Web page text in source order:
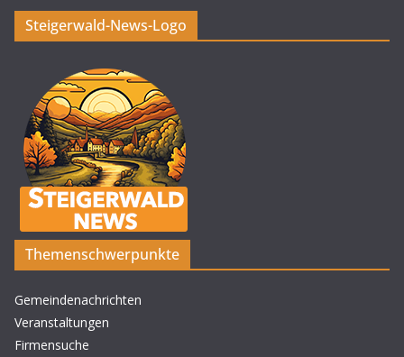
Steigerwald-News-Logo
Themenschwerpunkte
Gemeindenachrichten
Veranstaltungen
Firmensuche